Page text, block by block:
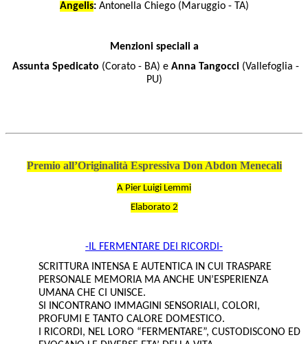
Angelis:Antonella Chiego (Maruggio - TA)
Menzioni speciali a
Assunta Spedicato (Corato - BA) e Anna Tangocci(Vallefoglia -
PU)
Premio all’Originalità Espressiva Don Abdon Menecali
A Pier Luigi Lemmi
Elaborato 2
-IL FERMENTARE DEI RICORDI-
SCRITTURA INTENSA E AUTENTICA IN CUI TRASPARE
PERSONALE MEMORIA MA ANCHE UN’ESPERIENZA
UMANA CHE CI UNISCE.
SI INCONTRANO IMMAGINI SENSORIALI, COLORI,
PROFUMI E TANTO CALORE DOMESTICO.
I RICORDI, NEL LORO “FERMENTARE”, CUSTODISCONO ED